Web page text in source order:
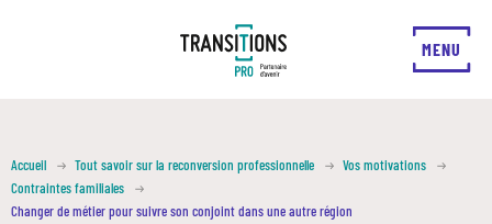
MENU
FERMER
Accueil Tout savoir sur la reconversion professionnelle
Vos motivations
Contraintes familiales
Changer de métier pour suivre son conjoint dans une autre région